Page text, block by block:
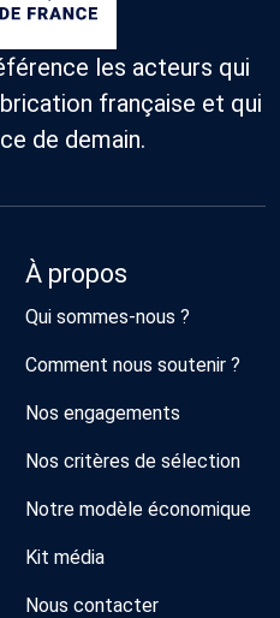
les acteurs qui
française et qui
de demain.
À propos
Qui sommes-nous ?
Comment nous soutenir ?
Nos engagements
Nos critères de sélection
Notre modèle économique
Kit média
Nous contacter